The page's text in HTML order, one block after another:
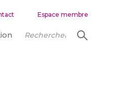
Espace membre